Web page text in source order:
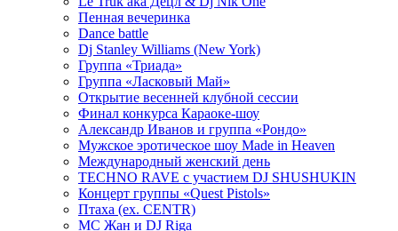
Пенная вечеринка
Dance battle
Dj Stanley Williams (New York)
Группа «Триада»
Группа «Ласковый Май»
Открытие весенней клубной сессии
Финал конкурса Караоке-шоу
Александр Иванов и группа «Рондо»
Мужское эротическое шоу Made in Heaven
Международный женский день
TECHNO RAVE с участием DJ SHUSHUKIN
Концерт группы «Quest Pistols»
Птаха (ex. CENTR)
МС Жан и DJ Riga